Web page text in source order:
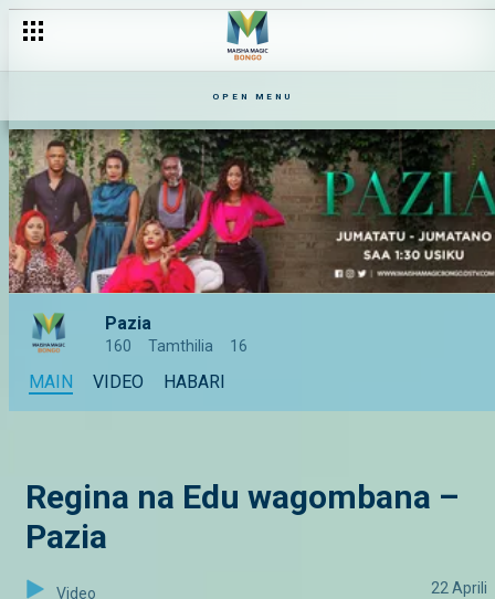
OPEN MENU
Pazia
160 Tamthilia 16
MAIN VIDEO HABARI
Regina na Edu wagombana –
Pazia
Video 22 Aprili